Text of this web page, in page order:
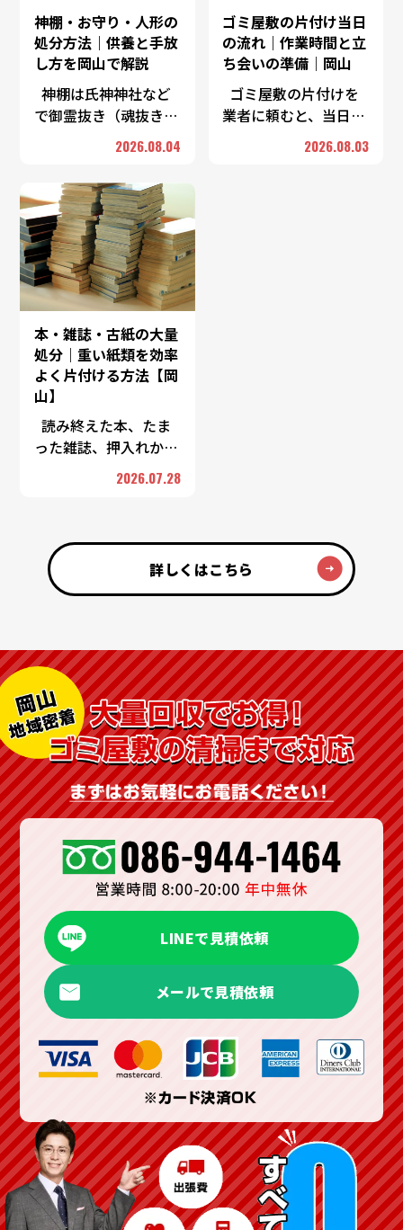
神棚・お守り・人形の
処分方法｜供養と手放
し方を岡山で解説
神棚は氏神神社など
で御霊抜き（魂抜き）
をしてもらってから手
放すのが一般的です。
お守りやお札は、授か
った神社仏閣の古札納
所へ返納するのが基本
…
2026.08.04
ゴミ屋敷の片付け当日
の流れ｜作業時間と立
ち会いの準備｜岡山
ゴミ屋敷の片付けを
業者に頼むと、当日は
「仕分け→搬出→簡易
清掃→最終確認」とい
2026.08.03
本・雑誌・古紙の大量
処分｜重い紙類を効率
よく片付ける方法【岡
山】
読み終えた本、たま
った雑誌、押入れから
出てきた古い書類——
紙類は一つひとつは軽
す。「重くて運べな
い」 …
2026.07.28
詳しくはこちら
LINEで見積依頼
メールで見積依頼